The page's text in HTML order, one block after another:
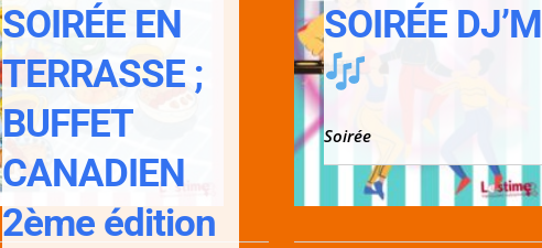
SOIRÉE EN
TERRASSE ;
BUFFET
CANADIEN
2ème édition
SOIRÉE DJ’M
Soirée